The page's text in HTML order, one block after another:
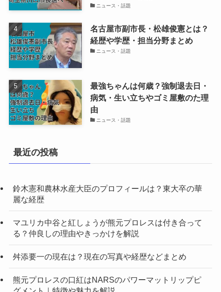
ニュース・話題
名古屋市副市長・松雄俊憲とは？
経歴や学歴・担当分野まとめ
ニュース・話題
最強ちゃんは何歳？強制退去日・
病気・生い立ちやゴミ屋敷のた理
由
ニュース・話題
最近の投稿
鈴木憲和農林水産大臣のプロフィールは？東大卒の華
麗な経歴
マユリカ中谷と紅しょうが熊元プロレスは付き合って
る？仲良しの理由やきっかけを解説
舛添要一の現在は？現在の写真や経歴などまとめ
熊元プロレスの口紅はNARSのパワーマットリップピ